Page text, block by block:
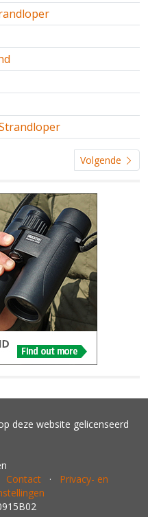
Volgende
deze website gelicenseerd
Contact · Privacy- en